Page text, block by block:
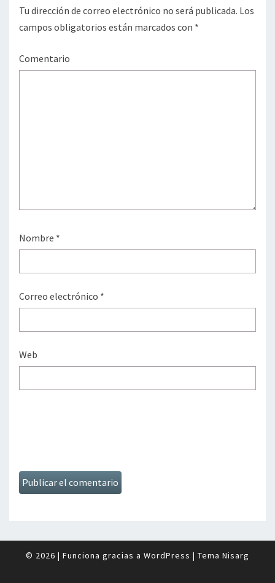
Tu dirección de correo electrónico no será publicada. Los
campos obligatorios están marcados con *
Comentario
Nombre *
Correo electrónico *
Web
© 2026 | Funciona gracias a WordPress | Tema Nisarg